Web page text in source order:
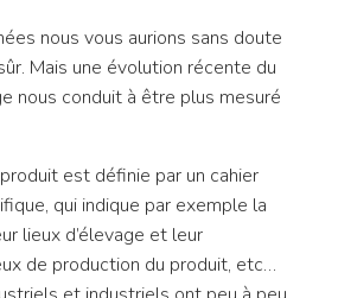
nous vous aurions sans doute
Mais une évolution récente du
nous conduit à être plus mesuré
est définie par un cahier
qui indique par exemple la
lieux d’élevage et leur
de production du produit, etc…